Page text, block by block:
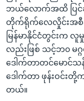
ဘယ်လောက်အထိ ပြင်
တိုက်ရိုက်လေလှိုင်းအစီအ
မြန်မာနိုင်ငံတွင်းက လူမှု
လည်းဖြစ် သင့်ဘ၀ မဂ္
ဒေါက်တာတင်မောင်သန်
ဒေါက်တာ ဖုန်းဝင်းတို့က
တယ်။